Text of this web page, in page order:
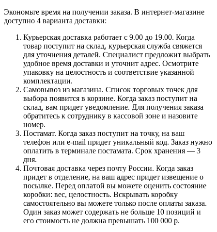
Экономьте время на получении заказа. В интернет-магазине
доступно 4 варианта доставки:
Курьерская доставка работает с 9.00 до 19.00. Когда
товар поступит на склад, курьерская служба свяжется
для уточнения деталей. Специалист предложит выбрать
удобное время доставки и уточнит адрес. Осмотрите
упаковку на целостность и соответствие указанной
комплектации.
Самовывоз из магазина. Список торговых точек для
выбора появится в корзине. Когда заказ поступит на
склад, вам придет уведомление. Для получения заказа
обратитесь к сотруднику в кассовой зоне и назовите
номер.
Постамат. Когда заказ поступит на точку, на ваш
телефон или e-mail придет уникальный код. Заказ нужно
оплатить в терминале постамата. Срок хранения — 3
дня.
Почтовая доставка через почту России. Когда заказ
придет в отделение, на ваш адрес придет извещение о
посылке. Перед оплатой вы можете оценить состояние
коробки: вес, целостность. Вскрывать коробку
самостоятельно вы можете только после оплаты заказа.
Один заказ может содержать не больше 10 позиций и
его стоимость не должна превышать 100 000 р.